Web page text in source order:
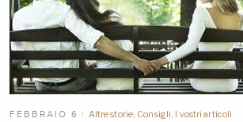
FEBBRAIO 6 Altre storie Consigli I vostri articoli